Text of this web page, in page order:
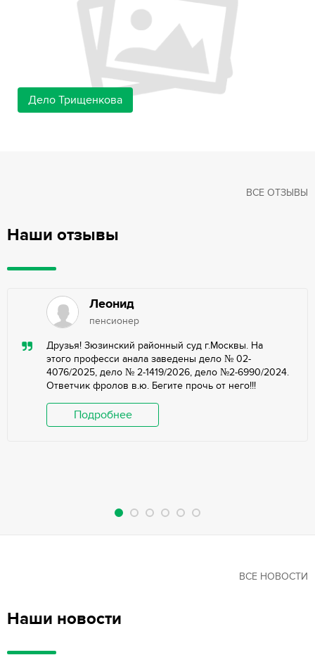
Дело Трищенкова
Наши отзывы
ВСЕ ОТЗЫВЫ
Леонид
пенсионер
Друзья! Зюзинский районный суд г.Москвы. На
этого професси анала заведены дело № 02-
4076/2025, дело № 2-1419/2026, дело №2-6990/2024.
Ответчик фролов в.ю. Бегите прочь от него!!!
Подробнее
Наши новости
ВСЕ НОВОСТИ